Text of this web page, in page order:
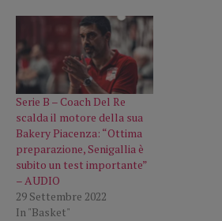
Serie B – Coach Del Re
scalda il motore della sua
Bakery Piacenza: “Ottima
preparazione, Senigallia è
subito un test importante”
– AUDIO
29 Settembre 2022
In "Basket"